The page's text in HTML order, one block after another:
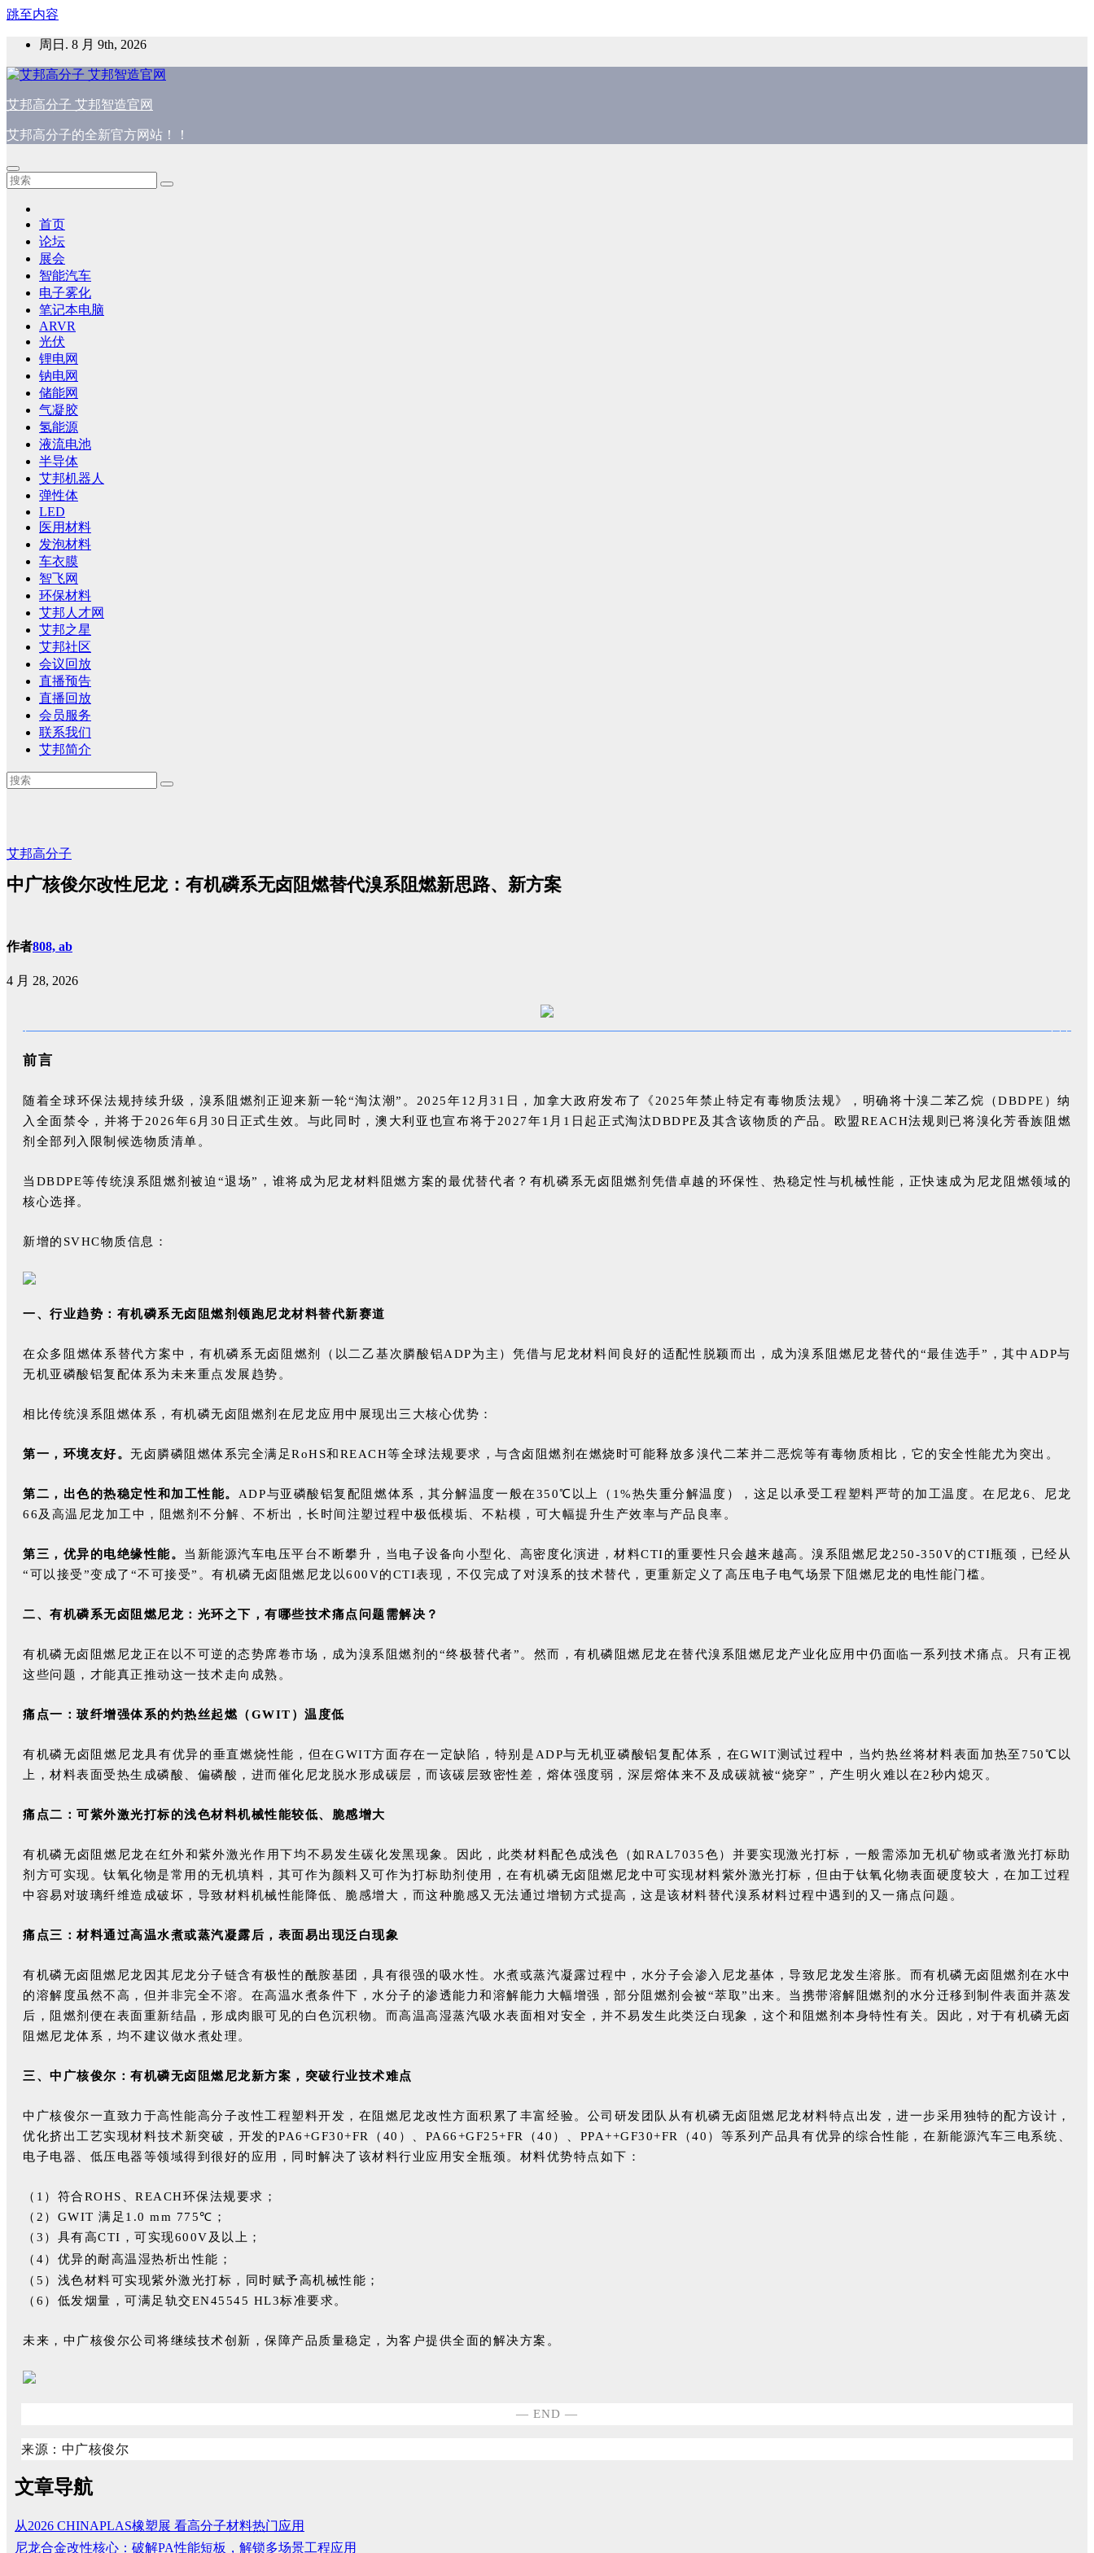
跳至内容
周日. 8 月 9th, 2026
艾邦高分子 艾邦智造官网
艾邦高分子的全新官方网站！！
首页
论坛
展会
智能汽车
电子雾化
笔记本电脑
ARVR
光伏
锂电网
钠电网
储能网
气凝胶
氢能源
液流电池
半导体
艾邦机器人
弹性体
LED
医用材料
发泡材料
车衣膜
智飞网
环保材料
艾邦人才网
艾邦之星
艾邦社区
会议回放
直播预告
直播回放
会员服务
联系我们
艾邦简介
艾邦高分子
中广核俊尔改性尼龙：有机磷系无卤阻燃替代溴系阻燃新思路、新方案
作者808, ab
4 月 28, 2026
前言
随着全球环保法规持续升级，溴系阻燃剂正迎来新一轮“淘汰潮”。2025年12月31日，加拿大政府发布了《2025年禁止特定有毒物质法规》，明确将十溴二苯乙烷（DBDPE）纳
入全面禁令，并将于2026年6月30日正式生效。与此同时，澳大利亚也宣布将于2027年1月1日起正式淘汰DBDPE及其含该物质的产品。欧盟REACH法规则已将溴化芳香族阻燃
剂全部列入限制候选物质清单。
当DBDPE等传统溴系阻燃剂被迫“退场”，谁将成为尼龙材料阻燃方案的最优替代者？有机磷系无卤阻燃剂凭借卓越的环保性、热稳定性与机械性能，正快速成为尼龙阻燃领域的
核心选择。
新增的SVHC物质信息：
一、行业趋势：有机磷系无卤阻燃剂领跑尼龙材料替代新赛道
在众多阻燃体系替代方案中，有机磷系无卤阻燃剂（以二乙基次膦酸铝ADP为主）凭借与尼龙材料间良好的适配性脱颖而出，成为溴系阻燃尼龙替代的“最佳选手”，其中ADP与
无机亚磷酸铝复配体系为未来重点发展趋势。
相比传统溴系阻燃体系，有机磷无卤阻燃剂在尼龙应用中展现出三大核心优势：
第一，环境友好。 无卤膦磷阻燃体系完全满足RoHS和REACH等全球法规要求，与含卤阻燃剂在燃烧时可能释放多溴代二苯并二恶烷等有毒物质相比，它的安全性能尤为突出。
第二，出色的热稳定性和加工性能。 ADP与亚磷酸铝复配阻燃体系，其分解温度一般在350℃以上（1%热失重分解温度），这足以承受工程塑料严苛的加工温度。在尼龙6、尼龙
66及高温尼龙加工中，阻燃剂不分解、不析出，长时间注塑过程中极低模垢、不粘模，可大幅提升生产效率与产品良率。
第三，优异的电绝缘性能。 当新能源汽车电压平台不断攀升，当电子设备向小型化、高密度化演进，材料CTI的重要性只会越来越高。溴系阻燃尼龙250-350V的CTI瓶颈，已经从
“可以接受”变成了“不可接受”。有机磷无卤阻燃尼龙以600V的CTI表现，不仅完成了对溴系的技术替代，更重新定义了高压电子电气场景下阻燃尼龙的电性能门槛。
二、 有机磷系无卤阻燃尼龙：光环之下，有哪些技术痛点问题需解决？
有机磷无卤阻燃尼龙正在以不可逆的态势席卷市场，成为溴系阻燃剂的“终极替代者”。然而，有机磷阻燃尼龙在替代溴系阻燃尼龙产业化应用中仍面临一系列技术痛点。只有正视
这些问题，才能真正推动这一技术走向成熟。
痛点一：玻纤增强体系的灼热丝起燃（GWIT）温度低
有机磷无卤阻燃尼龙具有优异的垂直燃烧性能，但在GWIT方面存在一定缺陷，特别是ADP与无机亚磷酸铝复配体系，在GWIT测试过程中，当灼热丝将材料表面加热至750℃以
上，材料表面受热生成磷酸、偏磷酸，进而催化尼龙脱水形成碳层，而该碳层致密性差，熔体强度弱，深层熔体来不及成碳就被“烧穿”，产生明火难以在2秒内熄灭。
痛点二：可紫外激光打标的浅色材料机械性能较低、脆感增大
有机磷无卤阻燃尼龙在红外和紫外激光作用下均不易发生碳化发黑现象。因此，此类材料配色成浅色（如RAL7035色）并要实现激光打标，一般需添加无机矿物或者激光打标助
剂方可实现。钛氧化物是常用的无机填料，其可作为颜料又可作为打标助剂使用，在有机磷无卤阻燃尼龙中可实现材料紫外激光打标，但由于钛氧化物表面硬度较大，在加工过程
中容易对玻璃纤维造成破坏，导致材料机械性能降低、脆感增大， 而这种脆感又无法通过增韧方式提高， 这是该材料替代溴系材料过程中遇到的又一痛点问题。
痛点三：材料通过高温水煮或蒸汽凝露后，表面易出现泛白现象
有机磷无卤阻燃尼龙因其尼龙分子链含有极性的酰胺基团，具有很强的吸水性。水煮或蒸汽凝露过程中，水分子会渗入尼龙基体，导致尼龙发生溶胀。而有机磷无卤阻燃剂在水中
的溶解度虽然不高，但并非完全不溶。在高温水煮条件下，水分子的渗透能力和溶解能力大幅增强，部分阻燃剂会被“萃取”出来。当携带溶解阻燃剂的水分迁移到制件表面并蒸发
后，阻燃剂便在表面重新结晶，形成肉眼可见的白色沉积物。而高温高湿蒸汽吸水表面相对安全，并不易发生此类泛白现象，这个和阻燃剂本身特性有关。因此，对于有机磷无卤
阻燃尼龙体系，均不建议做水煮处理。
三、中广核俊尔：有机磷无卤阻燃尼龙新方案，突破行业技术难点
中广核俊尔一直致力于高性能高分子改性工程塑料开发，在阻燃尼龙改性方面积累了丰富经验。公司研发团队从有机磷无卤阻燃尼龙材料特点出发，进一步采用独特的配方设计，
优化挤出工艺实现材料技术新突破，开发的PA6+GF30+FR（40）、PA66+GF25+FR（40）、PPA++GF30+FR（40）等系列产品具有优异的综合性能，在新能源汽车三电系统、
电子电器、低压电器等领域得到很好的应用，同时解决了该材料行业应用安全瓶颈。材料优势特点如下：
（1）符合ROHS、REACH环保法规要求；
（2）GWIT 满足1.0 mm 775℃；
（3）具有高CTI，可实现600V及以上；
（4）优异的耐高温湿热析出性能；
（5）浅色材料可实现紫外激光打标，同时赋予高机械性能；
（6）低发烟量，可满足轨交EN45545 HL3标准要求。
未来，中广核俊尔公司将继续技术创新，保障产品质量稳定，为客户提供全面的解决方案。
— END —
来源：中广核俊尔
文章导航
从2026 CHINAPLAS橡塑展 看高分子材料热门应用
尼龙合金改性核心：破解PA性能短板，解锁多场景工程应用